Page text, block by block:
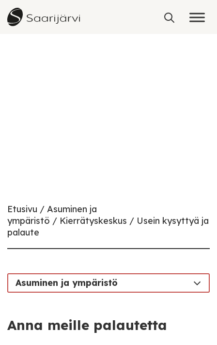
Skip to content
Etusivu
Asuminen ja
ympäristö
Kierrätyskeskus
Usein kysyttyä ja
palaute
Asuminen ja ympäristö
Anna meille palautetta